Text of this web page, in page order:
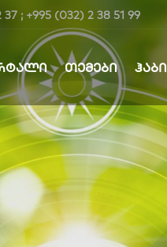
37 ; +995 (032) 2 38 51 99
ᲗᲔᲛᲔᲑᲘ ᲰᲐᲑᲘ